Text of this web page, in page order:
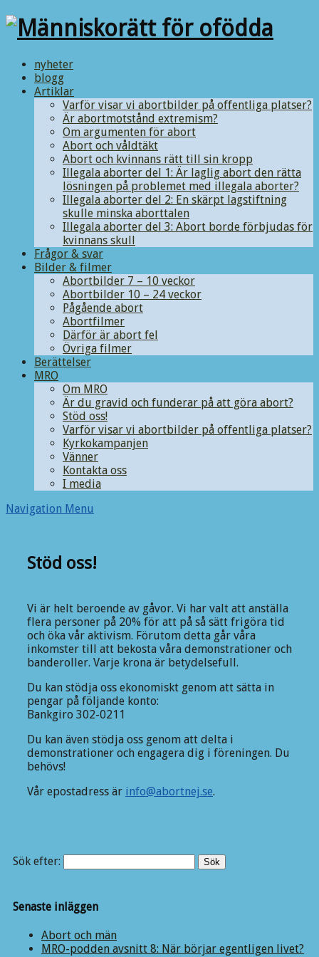
nyheter
blogg
Artiklar
Varför visar vi abortbilder på offentliga platser?
Är abortmotstånd extremism?
Om argumenten för abort
Abort och våldtäkt
Abort och kvinnans rätt till sin kropp
Illegala aborter del 1: Är laglig abort den rätta
lösningen på problemet med illegala aborter?
Illegala aborter del 2: En skärpt lagstiftning
skulle minska aborttalen
Illegala aborter del 3: Abort borde förbjudas för
kvinnans skull
Frågor & svar
Bilder & filmer
Abortbilder 7 – 10 veckor
Abortbilder 10 – 24 veckor
Pågående abort
Abortfilmer
Därför är abort fel
Övriga filmer
Berättelser
MRO
Om MRO
Är du gravid och funderar på att göra abort?
Stöd oss!
Varför visar vi abortbilder på offentliga platser?
Kyrkokampanjen
Vänner
Kontakta oss
I media
Navigation Menu
Stöd oss!
Vi är helt beroende av gåvor. Vi har valt att anställa
flera personer på 20% för att på så sätt frigöra tid
och öka vår aktivism. Förutom detta går våra
inkomster till att bekosta våra demonstrationer och
banderoller. Varje krona är betydelsefull.
Du kan stödja oss ekonomiskt genom att sätta in
pengar på följande konto:
Bankgiro 302-0211
Du kan även stödja oss genom att delta i
demonstrationer och engagera dig i föreningen. Du
behövs!
Vår epostadress är info@abortnej.se.
Sök efter:
Senaste inläggen
Abort och män
MRO-podden avsnitt 8: När börjar egentligen livet?